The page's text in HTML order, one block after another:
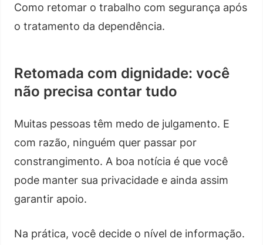
Como retomar o trabalho com segurança após
o tratamento da dependência.
Retomada com dignidade: você
não precisa contar tudo
Muitas pessoas têm medo de julgamento. E
com razão, ninguém quer passar por
constrangimento. A boa notícia é que você
pode manter sua privacidade e ainda assim
garantir apoio.
Na prática, você decide o nível de informação.